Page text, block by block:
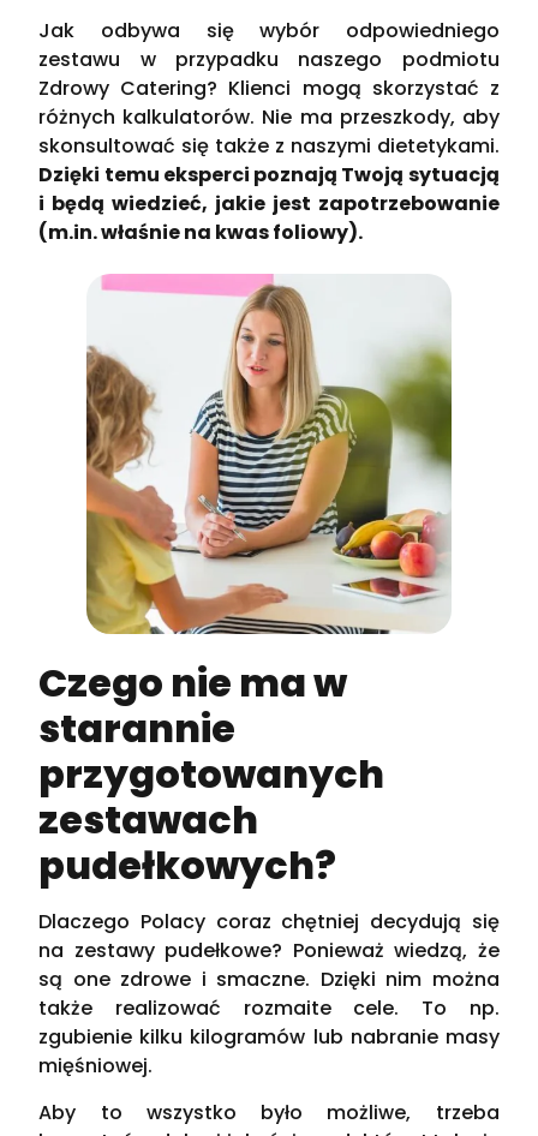
Jak odbywa się wybór odpowiedniego
zestawu w przypadku naszego podmiotu
Zdrowy Catering? Klienci mogą skorzystać z
różnych kalkulatorów. Nie ma przeszkody, aby
skonsultować się także z naszymi dietetykami.
Dzięki temu eksperci poznają Twoją sytuacją
i będą wiedzieć, jakie jest zapotrzebowanie
(m.in. właśnie na kwas foliowy).
Czego nie ma w
starannie
przygotowanych
zestawach
pudełkowych?
Dlaczego Polacy coraz chętniej decydują się
na zestawy pudełkowe? Ponieważ wiedzą, że
są one zdrowe i smaczne. Dzięki nim można
także realizować rozmaite cele. To np.
zgubienie kilku kilogramów lub nabranie masy
mięśniowej.
Aby to wszystko było możliwe, trzeba